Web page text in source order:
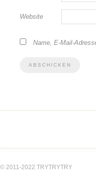
Website
Name, E-Mail-
© 2011-2022 TRYTRYTRY